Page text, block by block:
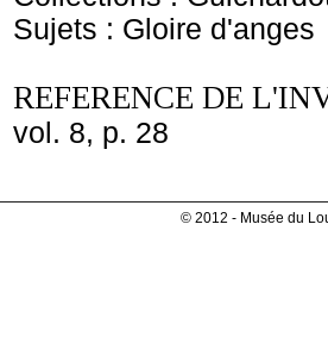
Sujets : Gloire d'anges
REFERENCE DE
vol. 8, p. 28
© 2012 - Musée du